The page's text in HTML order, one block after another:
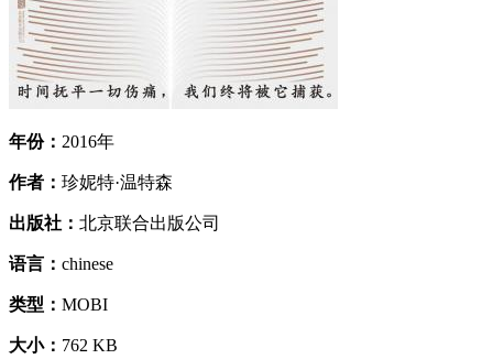
年份： 2016年
作者： 珍妮特·温特森
出版社： 北京联合出版公司
语言： chinese
类型： MOBI
大小： 762 KB